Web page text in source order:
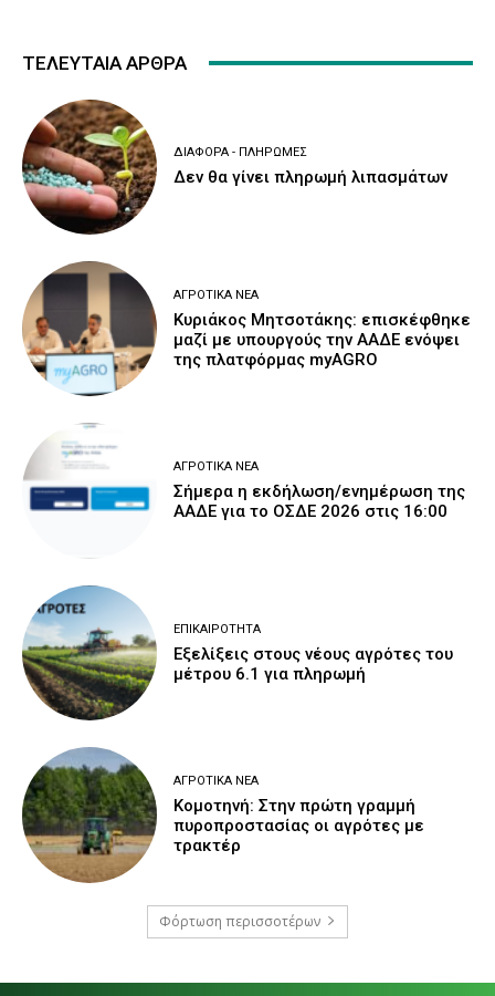
ΤΕΛΕΥΤΑΙΑ ΑΡΘΡΑ
ΔΙΆΦΟΡΑ - ΠΛΗΡΩΜΈΣ
Δεν θα γίνει πληρωμή λιπασμάτων
ΑΓΡΟΤΙΚΆ ΝΈΑ
Κυριάκος Μητσοτάκης: επισκέφθηκε
μαζί με υπουργούς την ΑΑΔΕ ενόψει
της πλατφόρμας myAGRO
ΑΓΡΟΤΙΚΆ ΝΈΑ
Σήμερα η εκδήλωση/ενημέρωση της
ΑΑΔΕ για το ΟΣΔΕ 2026 στις 16:00
ΕΠΙΚΑΙΡΌΤΗΤΑ
Εξελίξεις στους νέους αγρότες του
μέτρου 6.1 για πληρωμή
ΑΓΡΟΤΙΚΆ ΝΈΑ
Κομοτηνή: Στην πρώτη γραμμή
πυροπροστασίας οι αγρότες με
τρακτέρ
Φόρτωση περισσοτέρων